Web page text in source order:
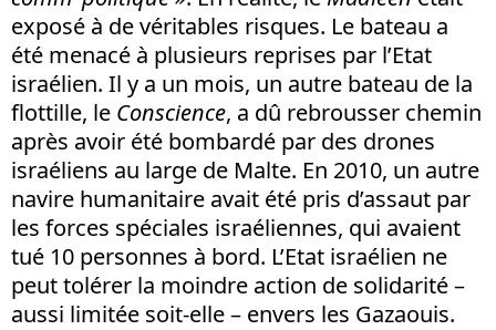
exposé à de véritables risques. Le bateau a
été menacé à plusieurs reprises par l’Etat
israélien. Il y a un mois, un autre bateau de la
flottille, le Conscience, a dû rebrousser chemin
après avoir été bombardé par des drones
israéliens au large de Malte. En 2010, un autre
navire humanitaire avait été pris d’assaut par
les forces spéciales israéliennes, qui avaient
tué 10 personnes à bord. L’Etat israélien ne
peut tolérer la moindre action de solidarité –
aussi limitée soit-elle – envers les Gazaouis.